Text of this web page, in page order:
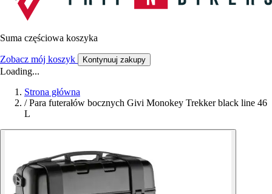
Suma częściowa koszyka
Zobacz mój koszyk Kontynuuj zakupy
Loading...
Strona główna
/ Para futerałów bocznych Givi Monokey Trekker black line 46
L